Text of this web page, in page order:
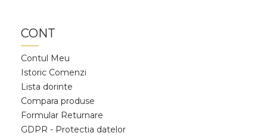
CONT
Contul Meu
Istoric Comenzi
Lista dorinte
Compara produse
Formular Returnare
GDPR - Protectia datelor